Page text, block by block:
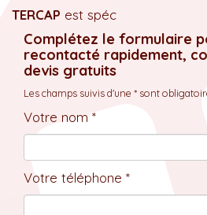
TERCAP est spéc
Complétez le formulaire
recontacté rapidement,
devis gratuits
Les champs suivis d'une * sont
Votre nom *
Votre téléphone *